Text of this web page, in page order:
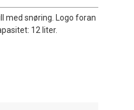
med snøring. Logo foran
12 liter.